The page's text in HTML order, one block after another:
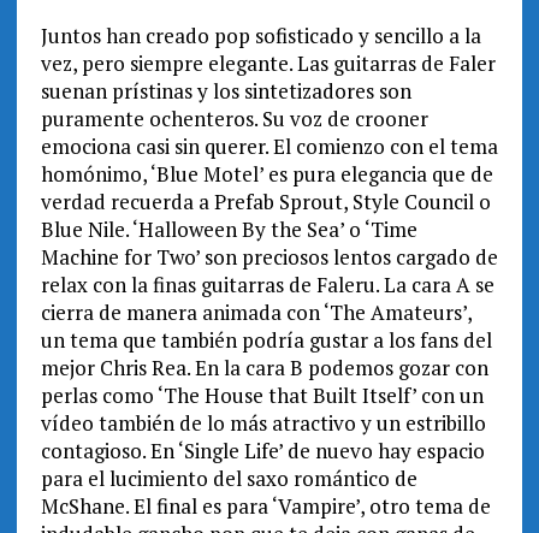
Juntos han creado pop sofisticado y sencillo a la
vez, pero siempre elegante. Las guitarras de Faler
suenan prístinas y los sintetizadores son
puramente ochenteros. Su voz de crooner
emociona casi sin querer. El comienzo con el tema
homónimo, ‘Blue Motel’ es pura elegancia que de
verdad recuerda a Prefab Sprout, Style Council o
Blue Nile. ‘Halloween By the Sea’ o ‘Time
Machine for Two’ son preciosos lentos cargado de
relax con la finas guitarras de Faleru. La cara A se
cierra de manera animada con ‘The Amateurs’,
un tema que también podría gustar a los fans del
mejor Chris Rea. En la cara B podemos gozar con
perlas como ‘The House that Built Itself’ con un
vídeo también de lo más atractivo y un estribillo
contagioso. En ‘Single Life’ de nuevo hay espacio
para el lucimiento del saxo romántico de
McShane. El final es para ‘Vampire’, otro tema de